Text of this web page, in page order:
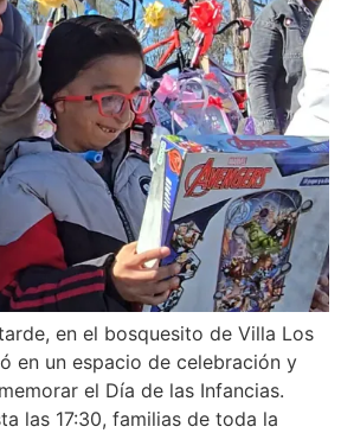
en el bosquesito de Villa Los
en un espacio de celebración y
el Día de las Infancias.
las 17:30, familias de toda la